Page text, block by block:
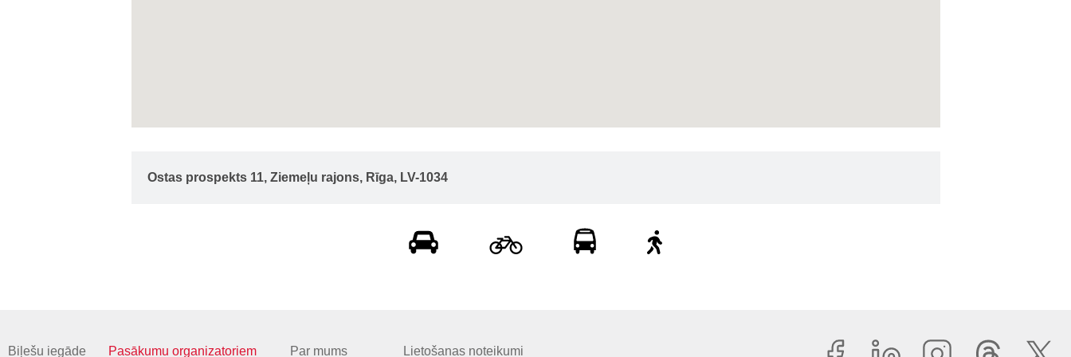
Ostas prospekts 11, Ziemeļu rajons, Rīga, LV-1034
Biļešu iegāde Pasākumu organizatoriem Par mums Lietošanas noteikumi